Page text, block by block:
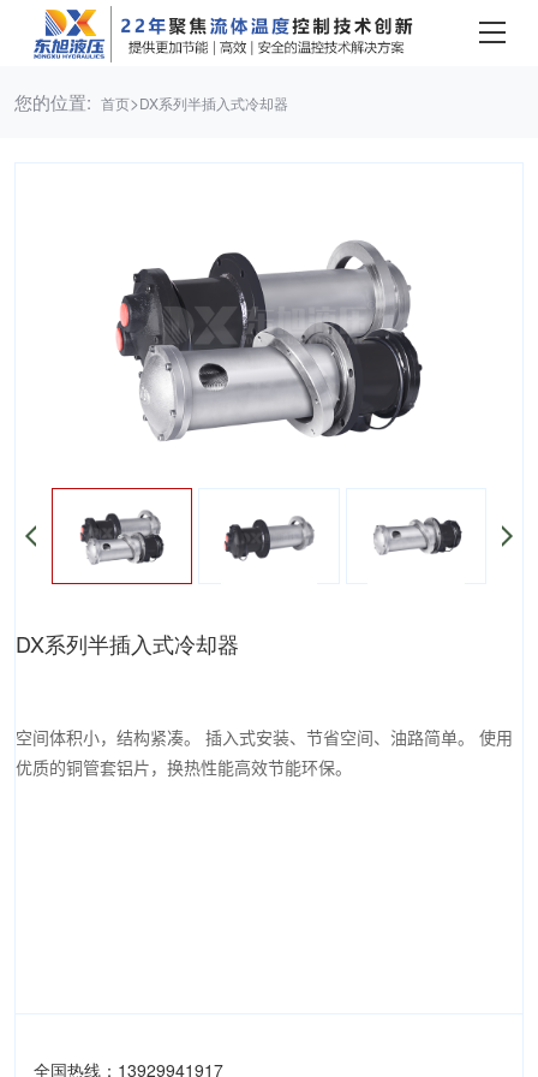
您的位置: 首页>DX系列半插入式冷却器
DX系列半插入式冷却器
空间体积小，结构紧凑。 插入式安装、节省空间、油路简单。 使用
优质的铜管套铝片，换热性能高效节能环保。
全国热线：13929941917